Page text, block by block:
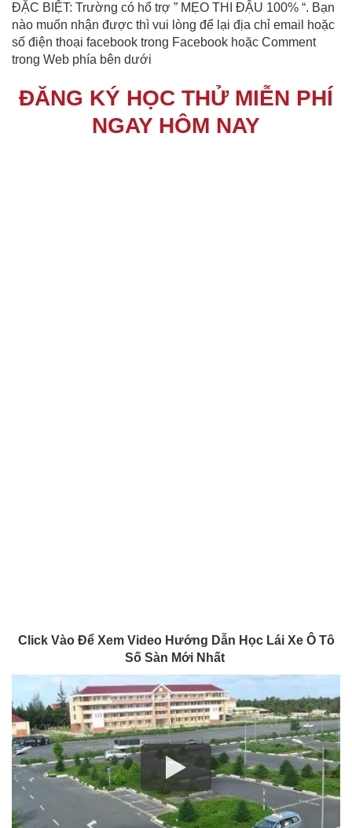
ĐẶC BIỆT: Trường có hổ trợ ” MẸO THI ĐẬU 100% “. Bạn
nào muốn nhận được thì vui lòng để lại địa chỉ email hoặc
số điện thoại facebook trong Facebook hoặc Comment
trong Web phía bên dưới
ĐĂNG KÝ HỌC THỬ MIỄN PHÍ
NGAY HÔM NAY
Click Vào Để Xem Video Hướng Dẫn Học Lái Xe Ô Tô
Số Sàn Mới Nhất